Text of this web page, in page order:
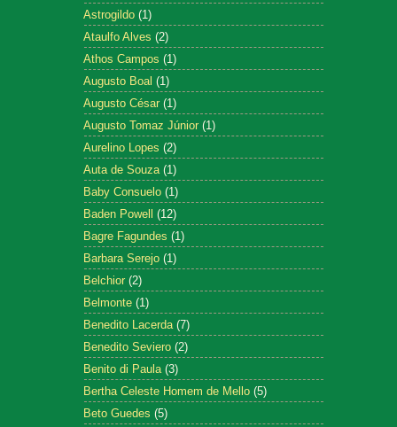
Astrogildo (1)
Ataulfo Alves (2)
Athos Campos (1)
Augusto Boal (1)
Augusto César (1)
Augusto Tomaz Júnior (1)
Aurelino Lopes (2)
Auta de Souza (1)
Baby Consuelo (1)
Baden Powell (12)
Bagre Fagundes (1)
Barbara Serejo (1)
Belchior (2)
Belmonte (1)
Benedito Lacerda (7)
Benedito Seviero (2)
Benito di Paula (3)
Bertha Celeste Homem de Mello (5)
Beto Guedes (5)